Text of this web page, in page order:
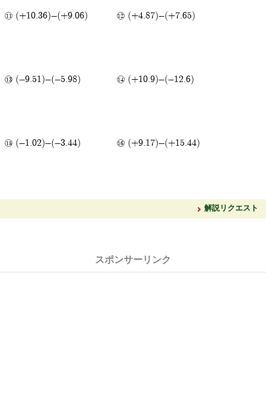
(+10.36)-(+9.06) (+4.87)-(+7.65)
(-9.51)-(-5.98) (+10.9)-(-12.6)
(-1.02)-(-3.44) (+9.17)-(+15.44)
解説リクエスト